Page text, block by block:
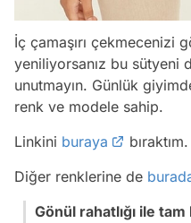
İç çamaşırı çekmecenizi
yeniliyorsanız bu sütyeni
unutmayın. Günlük
renk ve modele sahip.
Linkini buraya
bıraktım.
Diğer renklerine de
Gönül rahatlığı ile